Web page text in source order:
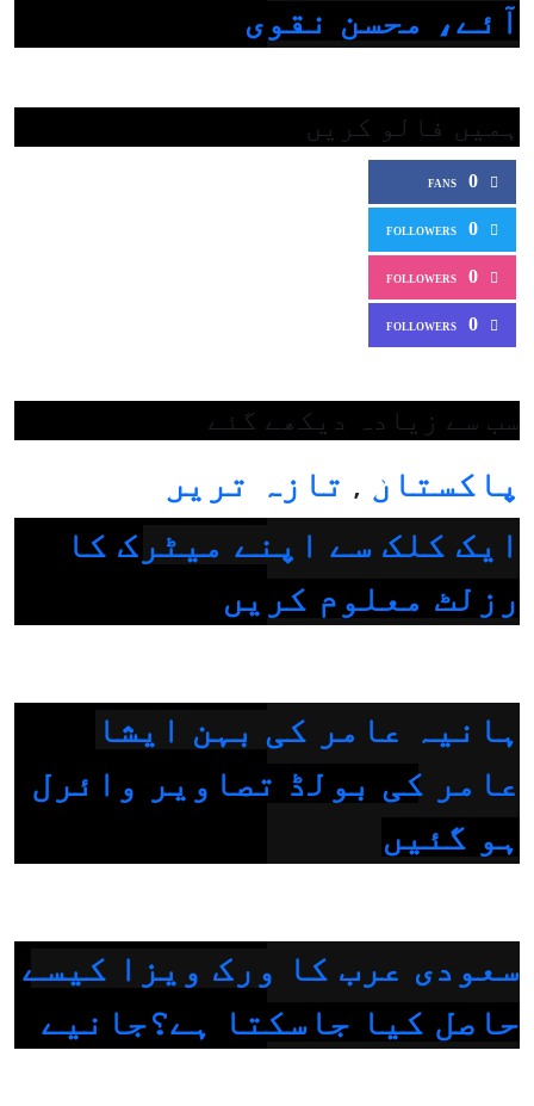
آئے، محسن نقوی
ہمیں فالو کریں
0
FANS
0
FOLLOWERS
0
FOLLOWERS
0
FOLLOWERS
سب سے زیادہ دیکھے گئے
پاکستان , تازہ ترین
ایک کلک سے اپنے میٹرک کا
رزلٹ معلوم کریں
ہانیہ عامر کی بہن ایشا
عامر کی بولڈ تصاویر وائرل
ہو گئیں
سعودی عرب کا ورک ویزا کیسے
حاصل کیا جاسکتا ہے؟جانیے